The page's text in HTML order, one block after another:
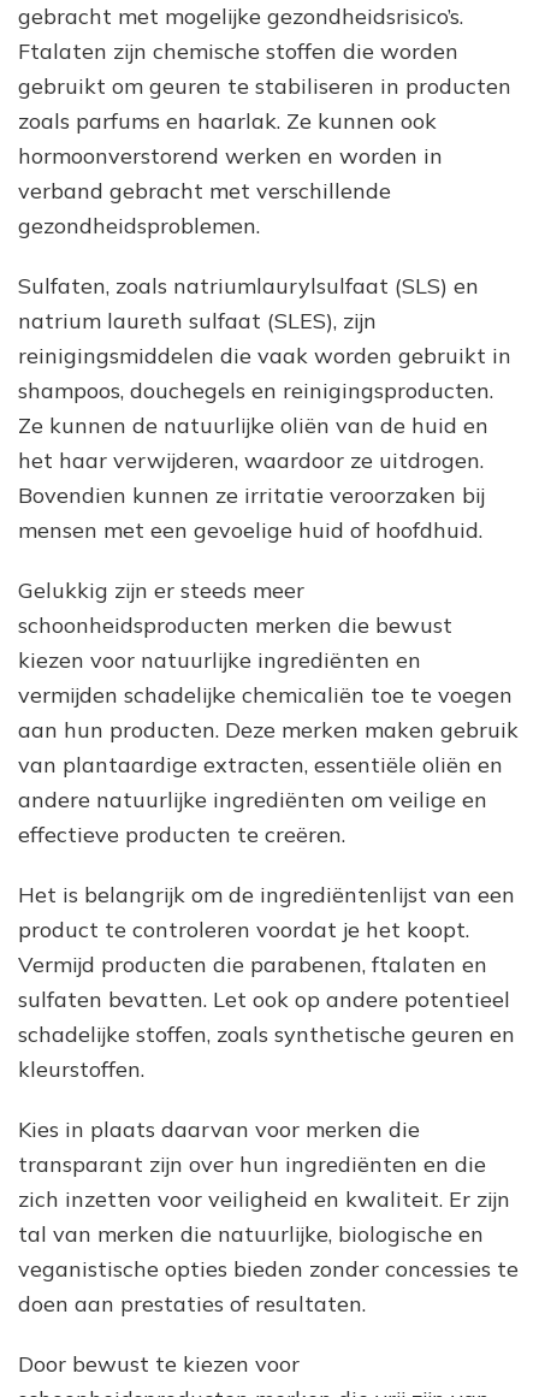
gebracht met mogelijke gezondheidsrisico’s.
Ftalaten zijn chemische stoffen die worden
gebruikt om geuren te stabiliseren in producten
zoals parfums en haarlak. Ze kunnen ook
hormoonverstorend werken en worden in
verband gebracht met verschillende
gezondheidsproblemen.
Sulfaten, zoals natriumlaurylsulfaat (SLS) en
natrium laureth sulfaat (SLES), zijn
reinigingsmiddelen die vaak worden gebruikt in
shampoos, douchegels en reinigingsproducten.
Ze kunnen de natuurlijke oliën van de huid en
het haar verwijderen, waardoor ze uitdrogen.
Bovendien kunnen ze irritatie veroorzaken bij
mensen met een gevoelige huid of hoofdhuid.
Gelukkig zijn er steeds meer
schoonheidsproducten merken die bewust
kiezen voor natuurlijke ingrediënten en
vermijden schadelijke chemicaliën toe te voegen
aan hun producten. Deze merken maken gebruik
van plantaardige extracten, essentiële oliën en
andere natuurlijke ingrediënten om veilige en
effectieve producten te creëren.
Het is belangrijk om de ingrediëntenlijst van een
product te controleren voordat je het koopt.
Vermijd producten die parabenen, ftalaten en
sulfaten bevatten. Let ook op andere potentieel
schadelijke stoffen, zoals synthetische geuren en
kleurstoffen.
Kies in plaats daarvan voor merken die
transparant zijn over hun ingrediënten en die
zich inzetten voor veiligheid en kwaliteit. Er zijn
tal van merken die natuurlijke, biologische en
veganistische opties bieden zonder concessies te
doen aan prestaties of resultaten.
Door bewust te kiezen voor